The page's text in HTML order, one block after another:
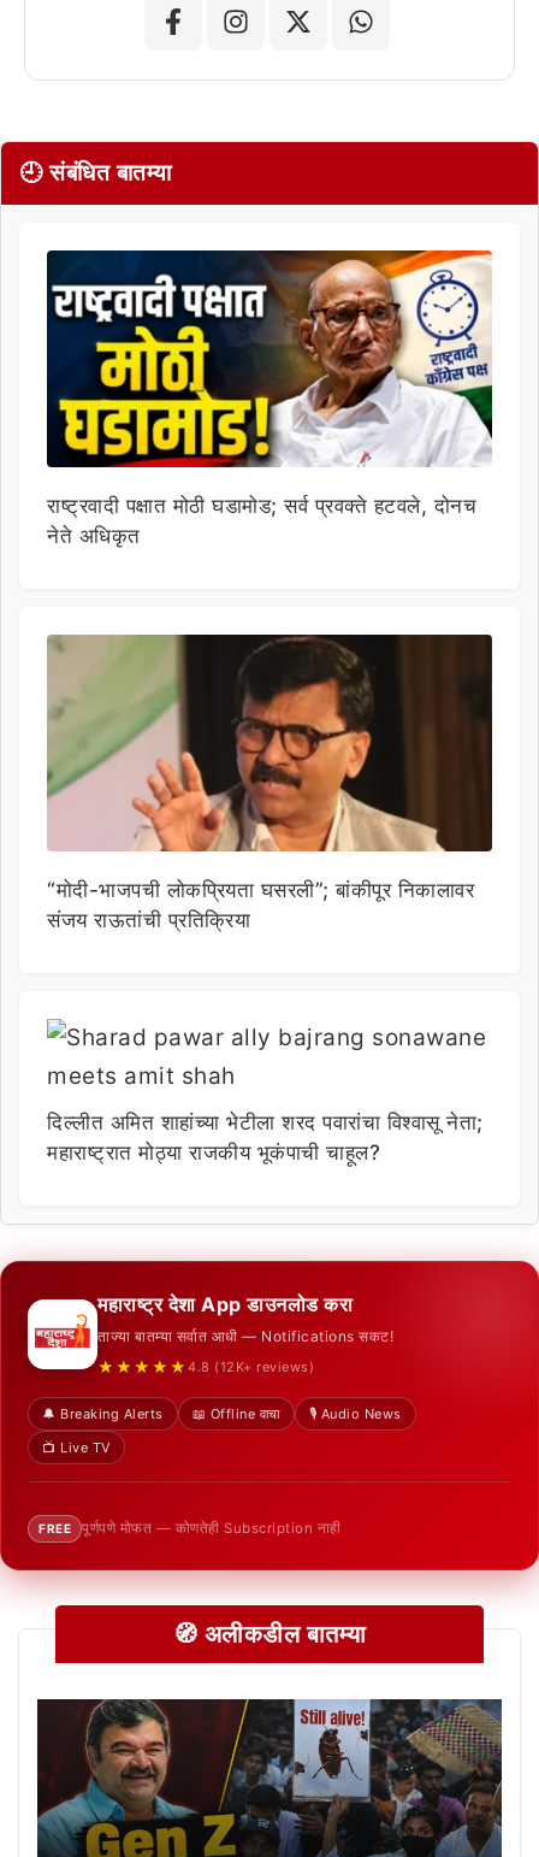
🕘 संबंधित बातम्या
राष्ट्रवादी पक्षात मोठी घडामोड; सर्व प्रवक्ते हटवले, दोनच
नेते अधिकृत
“मोदी-भाजपची लोकप्रियता घसरली”; बांकीपूर निकालावर
संजय राऊतांची प्रतिक्रिया
दिल्लीत अमित शाहांच्या भेटीला शरद पवारांचा विश्वासू नेता;
महाराष्ट्रात मोठ्या राजकीय भूकंपाची चाहूल?
महाराष्ट्र देशा App डाउनलोड करा
ताज्या बातम्या सर्वात आधी — Notifications सकट!
★★★★★ 4.8 (12K+ reviews)
🔔 Breaking Alerts 📖 Offline वाचा
🎙️ Audio News
📺 Live TV
FREE पूर्णपणे मोफत — कोणतेही Subscription नाही
🧭 अलीकडील बातम्या